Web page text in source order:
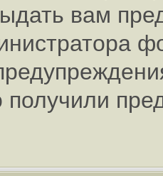
вам
получили